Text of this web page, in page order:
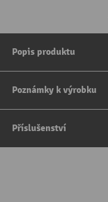
Popis produktu
Poznámky k výrobku
Příslušenství